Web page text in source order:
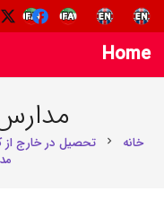
Home
مدارس
خانه chevron_right تحصیل در خارج از